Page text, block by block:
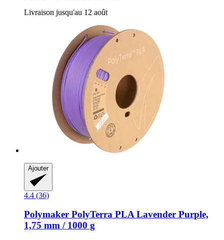
Livraison jusqu'au 12 août
Ajouter
4.4 (36)
Polymaker PolyTerra PLA Lavender Purple,
1,75 mm / 1000 g